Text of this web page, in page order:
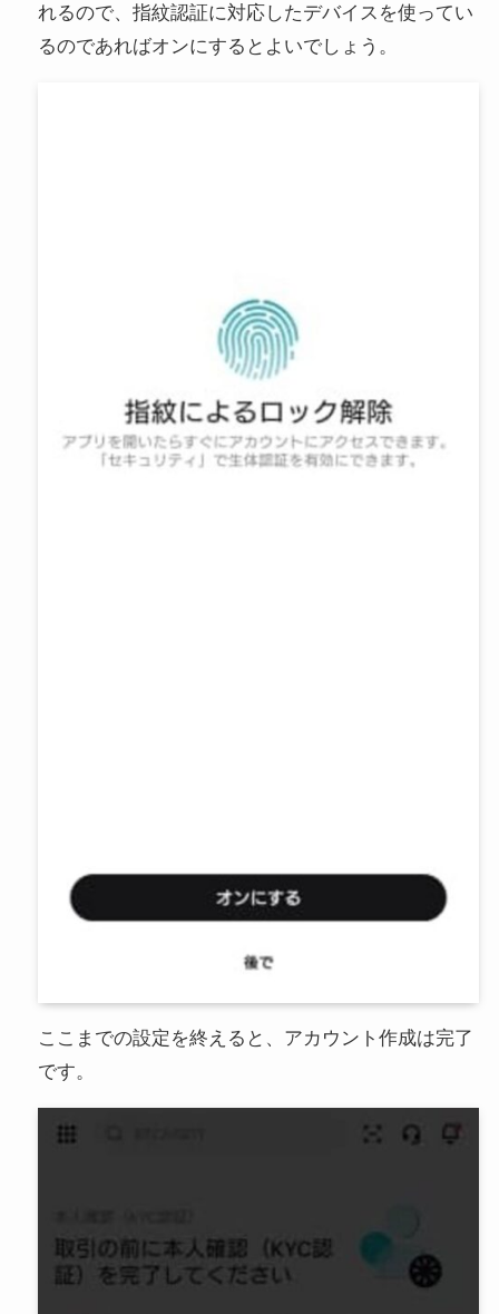
れるので、指紋認証に対応したデバイスを使ってい
るのであればオンにするとよいでしょう。
ここまでの設定を終えると、アカウント作成は完了
です。